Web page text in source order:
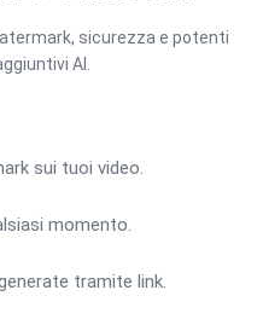
sicurezza e potenti
AI.
sui tuoi video.
momento.
tramite link.